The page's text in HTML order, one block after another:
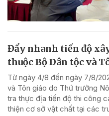
Đẩy nhanh tiến độ
thuộc Bộ Dân tộc và
Từ ngày 4/8 đến ngày 7/8/
và Tôn giáo do Thứ trưởng
tra thực địa tiến độ thi công
thiện cơ sở vật chất tại các